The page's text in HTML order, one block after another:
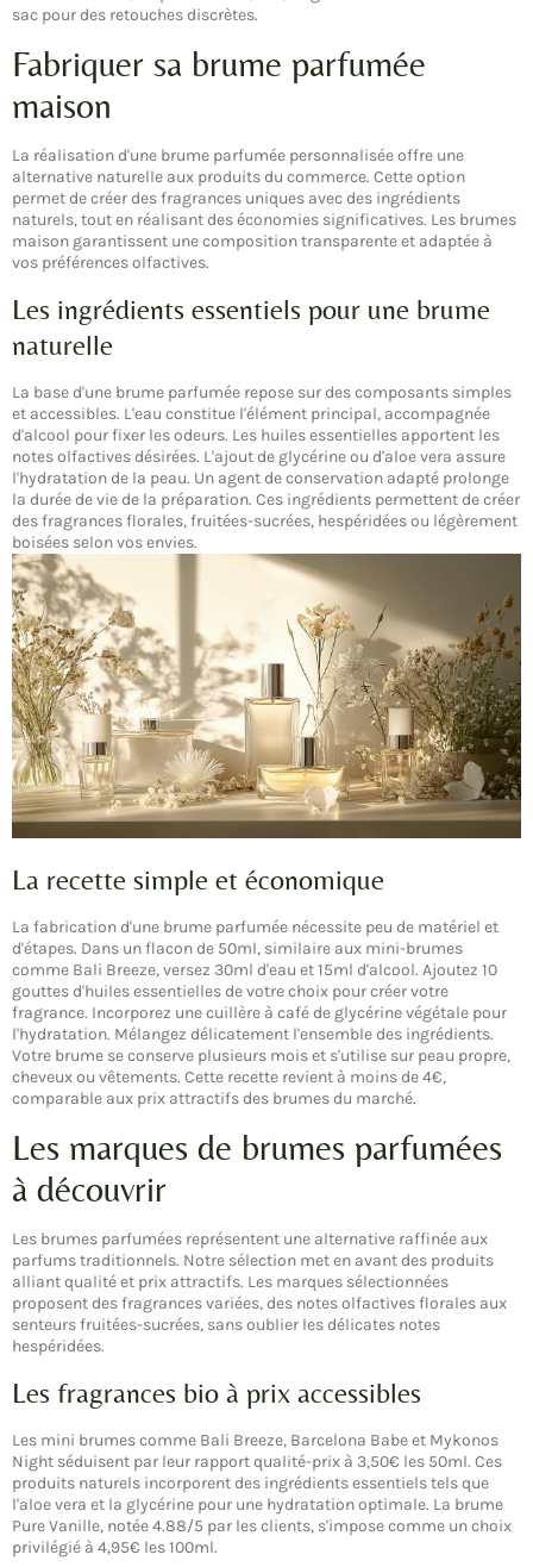
sac pour des retouches discrètes.
Fabriquer sa brume parfumée
maison
La réalisation d'une brume parfumée personnalisée offre une
alternative naturelle aux produits du commerce. Cette option
permet de créer des fragrances uniques avec des ingrédients
naturels, tout en réalisant des économies significatives. Les brumes
maison garantissent une composition transparente et adaptée à
vos préférences olfactives.
Les ingrédients essentiels pour une brume
naturelle
La base d'une brume parfumée repose sur des composants simples
et accessibles. L'eau constitue l'élément principal, accompagnée
d'alcool pour fixer les odeurs. Les huiles essentielles apportent les
notes olfactives désirées. L'ajout de glycérine ou d'aloe vera assure
l'hydratation de la peau. Un agent de conservation adapté prolonge
la durée de vie de la préparation. Ces ingrédients permettent de créer
des fragrances florales, fruitées-sucrées, hespéridées ou légèrement
boisées selon vos envies.
La recette simple et économique
La fabrication d'une brume parfumée nécessite peu de matériel et
d'étapes. Dans un flacon de 50ml, similaire aux mini-brumes
comme Bali Breeze, versez 30ml d'eau et 15ml d'alcool. Ajoutez 10
gouttes d'huiles essentielles de votre choix pour créer votre
fragrance. Incorporez une cuillère à café de glycérine végétale pour
l'hydratation. Mélangez délicatement l'ensemble des ingrédients.
Votre brume se conserve plusieurs mois et s'utilise sur peau propre,
cheveux ou vêtements. Cette recette revient à moins de 4€,
comparable aux prix attractifs des brumes du marché.
Les marques de brumes parfumées
à découvrir
Les brumes parfumées représentent une alternative raffinée aux
parfums traditionnels. Notre sélection met en avant des produits
alliant qualité et prix attractifs. Les marques sélectionnées
proposent des fragrances variées, des notes olfactives florales aux
senteurs fruitées-sucrées, sans oublier les délicates notes
hespéridées.
Les fragrances bio à prix accessibles
Les mini brumes comme Bali Breeze, Barcelona Babe et Mykonos
Night séduisent par leur rapport qualité-prix à 3,50€ les 50ml. Ces
produits naturels incorporent des ingrédients essentiels tels que
l'aloe vera et la glycérine pour une hydratation optimale. La brume
Pure Vanille, notée 4.88/5 par les clients, s'impose comme un choix
privilégié à 4,95€ les 100ml.